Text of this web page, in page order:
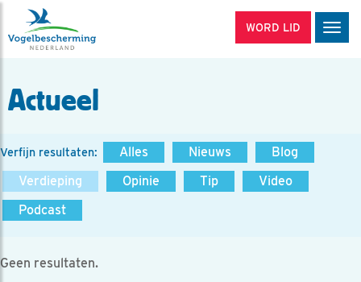
WORD LID
Actueel
Verfijn resultaten: Alles Nieuws
Blog
Verdieping
Opinie Tip
Video
Podcast
Geen resultaten.